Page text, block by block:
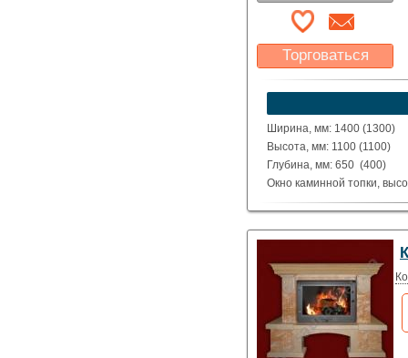
Торговаться
Какая цена Вас
устроит?
Указать цену
Ширина, мм: 1400 (1300)
Высота, мм: 1100 (1100)
Глубина, мм: 650 (400)
Окно каминной топки,
Окно каминной топки,
Материал: полированные
Исполнение: Прямой,